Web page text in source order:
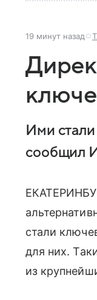
19 минут назад
Ими
сообщил
стали
для них.
из